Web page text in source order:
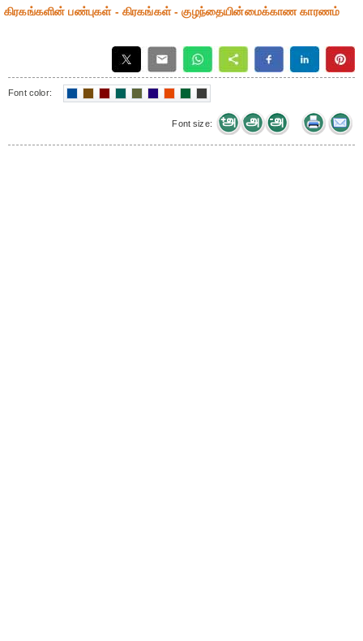
கிரகங்களின் பண்புகள் - கிரகங்கள் - குழந்தையின்மைக்காண காரணம்
Font color:
Font size: